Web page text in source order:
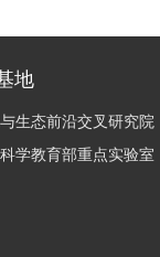
地
生态前沿交叉研究院
学教育部重点实验室